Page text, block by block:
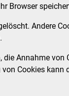
Browser
Andere
die Annahme
Cookies kann